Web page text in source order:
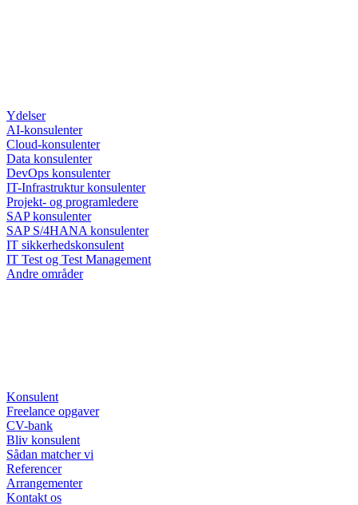
Ydelser
AI-konsulenter
Cloud-konsulenter
Data konsulenter
DevOps konsulenter
IT-Infrastruktur konsulenter
Projekt- og programledere
SAP konsulenter
SAP S/4HANA konsulenter
IT sikkerhedskonsulent
IT Test og Test Management
Andre områder
Konsulent
Freelance opgaver
CV-bank
Bliv konsulent
Sådan matcher vi
Referencer
Arrangementer
Kontakt os